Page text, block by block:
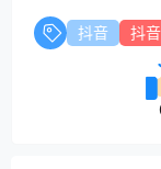
抖音 抖